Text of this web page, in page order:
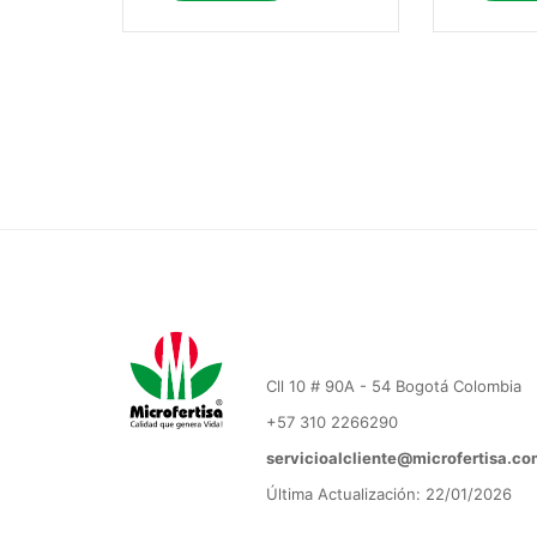
Cll 10 # 90A - 54 Bogotá Colombia
+57 310 2266290
Última Actualización: 22/01/2026